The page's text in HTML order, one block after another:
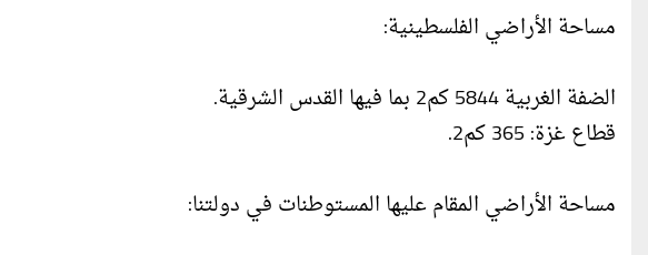
مساحة الأراضي الفلسطينية:
الضفة الغربية 5844 كم2 بما فيها القدس الشرقية.
قطاع غزة: 365 كم2.
مساحة الأراضي المقام عليها المستوطنات في دولتنا: